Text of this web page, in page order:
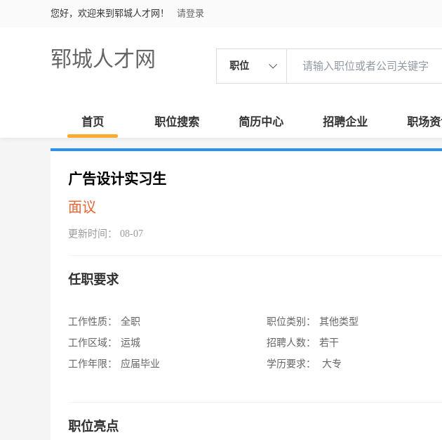
您好，欢迎来到郓城人才网！ 请登录
郓城人才网 职位
首页 职位搜索 简历中心 招聘企业 职场
广告设计实习生
面议
更新时间： 08-07
任职要求
工作性质：
全职
工作区域：
运城
工作年限：
应届毕业
职位类别：
其他类型
招聘人数：
若干
学历要求：
大专
职位亮点